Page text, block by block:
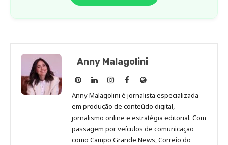
Anny Malagolini
Anny
Malagolini
no
Pinterest
Anny
Malagolini
no
LinkedIn
Anny
Malagolini
no
Instagram
Anny
Malagolini
no
Facebook
Site
de
Anny
Malagolini
Anny Malagolini é jornalista especializada
em produção de conteúdo digital,
jornalismo online e estratégia editorial. Com
passagem por veículos de comunicação
como Campo Grande News, Correio do